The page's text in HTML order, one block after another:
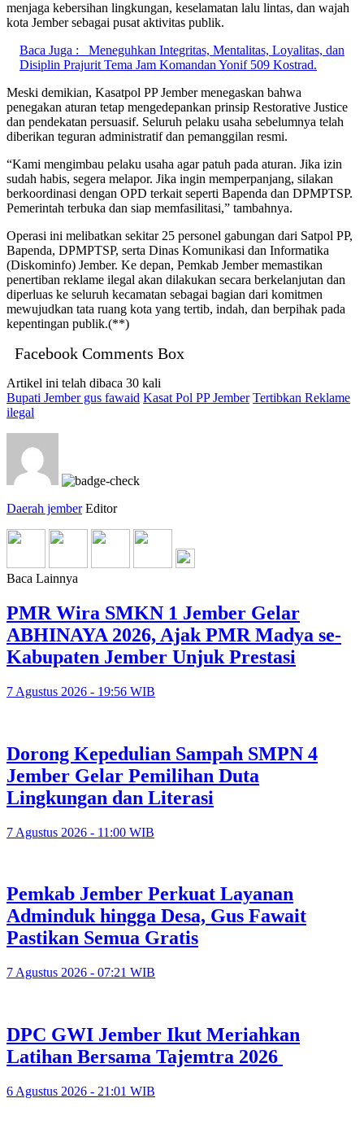
menjaga kebersihan lingkungan, keselamatan lalu lintas, dan wajah
kota Jember sebagai pusat aktivitas publik.
Baca Juga :
Meneguhkan Integritas, Mentalitas, Loyalitas, dan
Disiplin Prajurit Tema Jam Komandan Yonif 509 Kostrad.
Meski demikian, Kasatpol PP Jember menegaskan bahwa
penegakan aturan tetap mengedepankan prinsip Restorative Justice
dan pendekatan persuasif. Seluruh pelaku usaha sebelumnya telah
diberikan teguran administratif dan pemanggilan resmi.
“Kami mengimbau pelaku usaha agar patuh pada aturan. Jika izin
sudah habis, segera melapor. Jika ingin memperpanjang, silakan
berkoordinasi dengan OPD terkait seperti Bapenda dan DPMPTSP.
Pemerintah terbuka dan siap memfasilitasi,” tambahnya.
Operasi ini melibatkan sekitar 25 personel gabungan dari Satpol PP,
Bapenda, DPMPTSP, serta Dinas Komunikasi dan Informatika
(Diskominfo) Jember. Ke depan, Pemkab Jember memastikan
penertiban reklame ilegal akan dilakukan secara berkelanjutan dan
diperluas ke seluruh kecamatan sebagai bagian dari komitmen
mewujudkan tata ruang kota yang tertib, indah, dan berpihak pada
kepentingan publik.(**)
Facebook Comments Box
Artikel ini telah dibaca 30 kali
Bupati Jember gus fawaid Kasat Pol PP Jember Tertibkan Reklame
ilegal
Daerah jember Editor
Baca Lainnya
PMR Wira SMKN 1 Jember Gelar
ABHINAYA 2026, Ajak PMR Madya se-
Kabupaten Jember Unjuk Prestasi
7 Agustus 2026 - 19:56 WIB
Dorong Kepedulian Sampah SMPN 4
Jember Gelar Pemilihan Duta
Lingkungan dan Literasi
7 Agustus 2026 - 11:00 WIB
Pemkab Jember Perkuat Layanan
Adminduk hingga Desa, Gus Fawait
Pastikan Semua Gratis
7 Agustus 2026 - 07:21 WIB
DPC GWI Jember Ikut Meriahkan
Latihan Bersama Tajemtra 2026
6 Agustus 2026 - 21:01 WIB